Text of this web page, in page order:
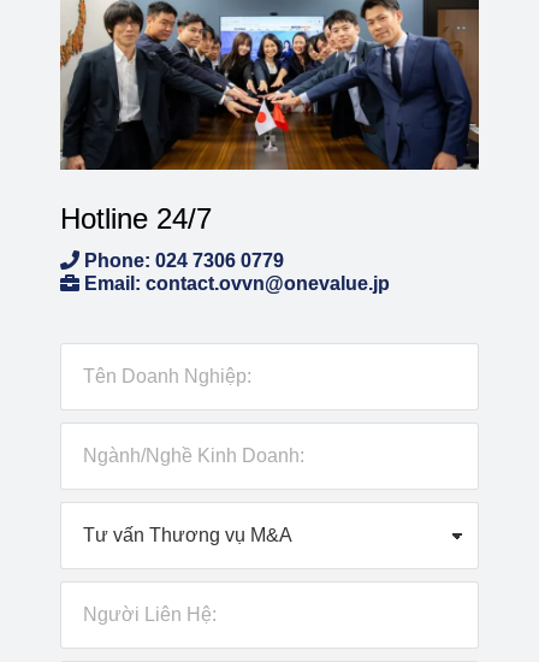
Hotline 24/7
Phone: 024 7306 0779
Email: contact.ovvn@onevalue.jp